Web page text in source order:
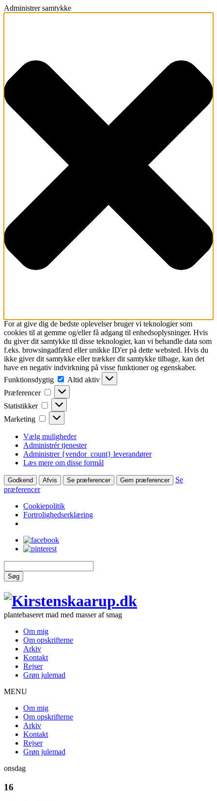
Administrer samtykke
For at give dig de bedste oplevelser bruger vi teknologier som
cookies til at gemme og/eller få adgang til enhedsoplysninger. Hvis
du giver dit samtykke til disse teknologier, kan vi behandle data som
f.eks. browsingadfærd eller unikke ID'er på dette websted. Hvis du
ikke giver dit samtykke eller trækker dit samtykke tilbage, kan det
have en negativ indvirkning på visse funktioner og egenskaber.
Funktionsdygtig
Funktionsdygtig
Altid aktiv
Præferencer
Præferencer
Statistikker Statistikker
Marketing Marketing
Vælg muligheder
Administrér tjenester
Administrer {vendor_count} leverandører
Læs mere om disse formål
Godkend Afvis Se præferencer Gem præferencer
Se
præferencer
Cookiepolitik
Fortrolighedserklæring
Søg
plantebaseret mad med masser af smag
Om mig
Om opskrifterne
Arkiv
Kontakt
Rejser
Grøn julemad
MENU
Om mig
Om opskrifterne
Arkiv
Kontakt
Rejser
Grøn julemad
onsdag
16